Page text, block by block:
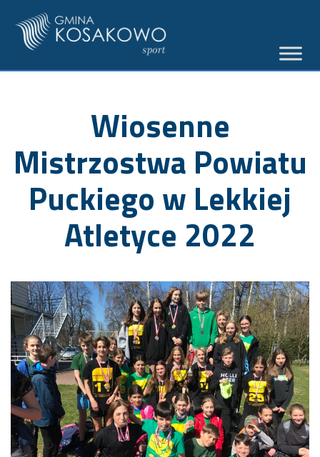
Wiosenne
Mistrzostwa Powiatu
Puckiego w Lekkiej
Atletyce 2022